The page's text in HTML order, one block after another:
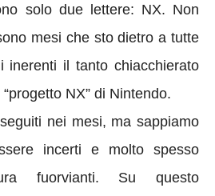
solo due lettere: NX. Non
mesi che sto dietro a tutte
inerenti il tanto chiacchierato
NX” di Nintendo.
nei mesi, ma sappiamo
incerti e molto spesso
fuorvianti. Su questo